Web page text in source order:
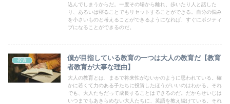
込んでしまうからだ。一度その場から離れ、歩いたり人と話した
り、あるいは寝ることでもリセットすることができる。自分の悩み
を小さいものと考えることができるようになれば、すぐにポジティ
ブになることができるのだ。
投資
僕が目指している教育の一つは大人の教育だ【教育
者教育が大事な理由】
大人の教育とは、まるで将来性がないかのように思われている。確
かに若くて力のある子たちに投資したほうがいいのはわかる。それ
でも、大人たちだって成長することはできるのだ。だからせいじは
いつまでもあきらめない大人たちに、英語を教え続けている。それ